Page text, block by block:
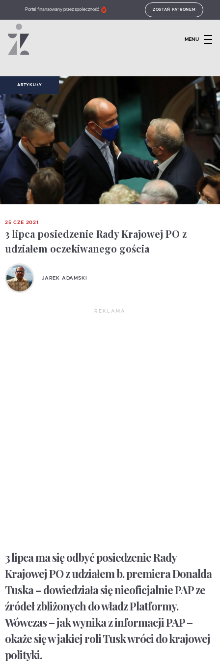
Portal finansowany przez społeczność ZOSTAŃ PATRONEM
MENU
ARTYKUŁY
25 CZE 2021
3 lipca posiedzenie Rady Krajowej PO z
udziałem oczekiwanego gościa
JAREK ADAMSKI
REKLAMA
3 lipca ma się odbyć posiedzenie Rady
Krajowej PO z udziałem b. premiera Donalda
Tuska – dowiedziała się nieoficjalnie PAP ze
źródeł zbliżonych do władz Platformy.
Wówczas – jak wynika z informacji PAP –
okaże się w jakiej roli Tusk wróci do krajowej
polityki.